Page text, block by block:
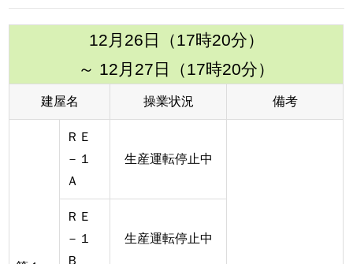
12月26日（17時20分）
～ 12月27日（17時20分）
建屋名 操業状況 備考
ＲＥ
－１
Ａ
生産運転停止中
ＲＥ
－１
Ｂ
生産運転停止中